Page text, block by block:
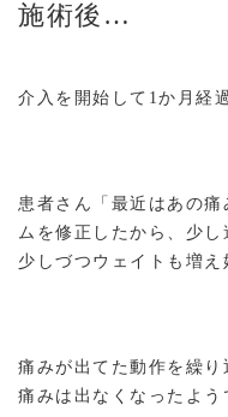
施術後…
介入を開始して1か月経
患者さん「最近はあの
ムを修正したから、少
少しづつウェイトも増え
痛みが出てた動作を繰
痛みは出なくなったよう